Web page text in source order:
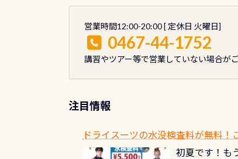
営業時間12:00-20:00 [ 定休日 火曜日]
0467-44-1752
講習やツアー等で営業していない場合が
注目情報
ドライスーツの水没検査料が無料！
初夏です！も